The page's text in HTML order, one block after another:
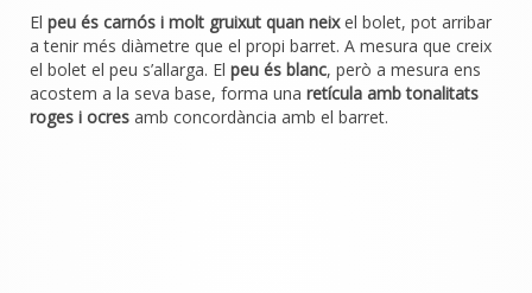
El peu és carnós i molt gruixut quan neixel bolet, pot arribar
a tenir més diàmetre que el propi barret. A mesura que creix
el bolet el peu s’allarga. El peu és blanc, però a mesura ens
acostem a la seva base, forma una retícula amb tonalitats
roges i ocres amb concordància amb el barret.